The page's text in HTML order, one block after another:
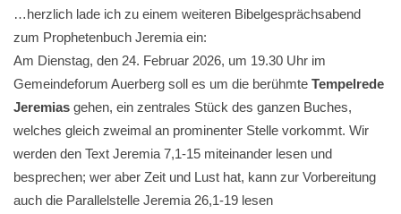
…herzlich lade ich zu einem weiteren Bibelgesprächsabend
zum Prophetenbuch Jeremia ein:
Am Dienstag, den 24. Februar 2026, um 19.30 Uhr im
Gemeindeforum Auerberg soll es um die berühmte Tempelrede
Jeremias gehen, ein zentrales Stück des ganzen Buches,
welches gleich zweimal an prominenter Stelle vorkommt. Wir
werden den Text Jeremia 7,1-15 miteinander lesen und
besprechen; wer aber Zeit und Lust hat, kann zur Vorbereitung
auch die Parallelstelle Jeremia 26,1-19 lesen